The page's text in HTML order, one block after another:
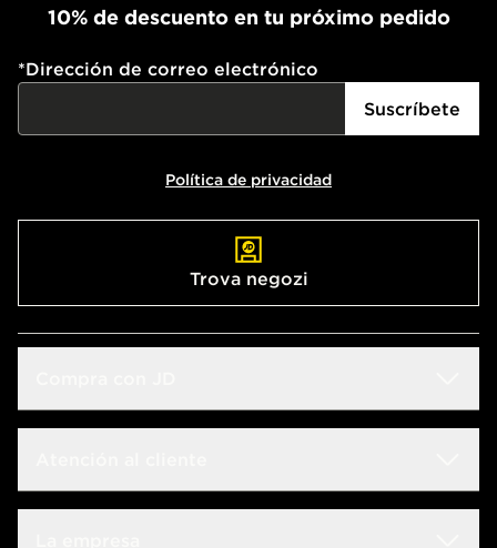
10% de descuento en tu próximo pedido
*Dirección de correo electrónico
Suscríbete
Política de privacidad
Trova negozi
Buscador de tiendas